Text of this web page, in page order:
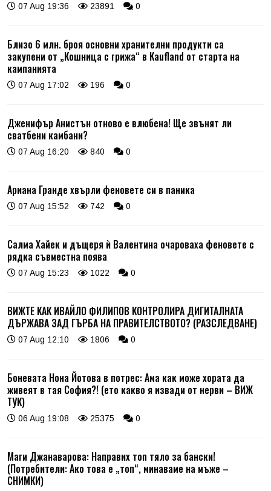
07 Aug 19:36 23891 0
Близо 6 млн. броя основни хранителни продукти са
закупени от „Кошница с грижа“ в Kaufland от старта на
кампанията
07 Aug 17:02 196 0
Дженифър Анистън отново е влюбена! Ще звънят ли
сватбени камбани?
07 Aug 16:20 840 0
Ариана Гранде хвърли феновете си в паника
07 Aug 15:52 742 0
Салма Хайек и дъщеря ѝ Валентина очароваха феновете с
рядка съвместна поява
07 Aug 15:23 1022 0
ВИЖТЕ КАК ИВАЙЛО ФИЛИПОВ КОНТРОЛИРА ДИГИТАЛНАТА
ДЪРЖАВА ЗАД ГЪРБА НА ПРАВИТЕЛСТВОТО? (РАЗСЛЕДВАНЕ)
07 Aug 12:10 1806 0
Боневата Нона Йотова в потрес: Ама как може хората да
живеят в тая София?! (ето какво я извади от нерви – ВИЖ
ТУК)
06 Aug 19:08 25375 0
Маги Джанаварова: Направих топ тяло за бански!
(Потребители: Ако това е „топ“, минаваме на мъже –
СНИМКИ)